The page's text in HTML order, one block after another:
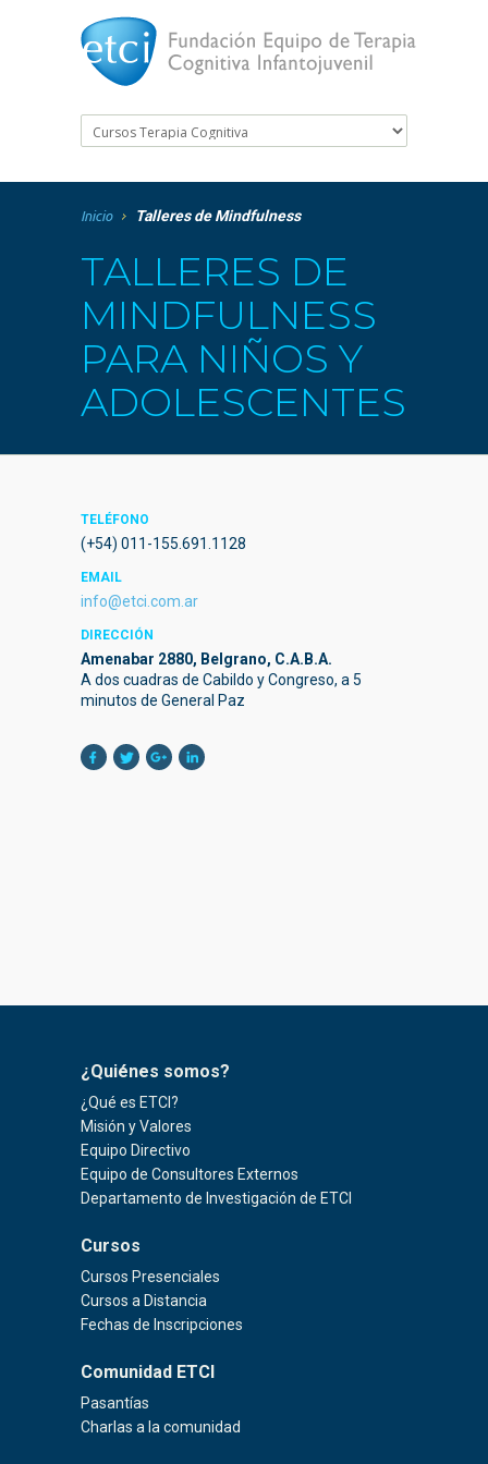
Inicio Talleres de Mindfulness
TALLERES DE
MINDFULNESS
PARA NIÑOS Y
ADOLESCENTES
TELÉFONO
(+54) 011-155.691.1128
EMAIL
info@etci.com.ar
DIRECCIÓN
Amenabar 2880, Belgrano, C.A.B.A.
A dos cuadras de Cabildo y Congreso, a 5
minutos de General Paz
¿Quiénes somos?
¿Qué es ETCI?
Misión y Valores
Equipo Directivo
Equipo de Consultores Externos
Departamento de Investigación de ETCI
Cursos
Cursos Presenciales
Cursos a Distancia
Fechas de Inscripciones
Comunidad ETCI
Pasantías
Charlas a la comunidad